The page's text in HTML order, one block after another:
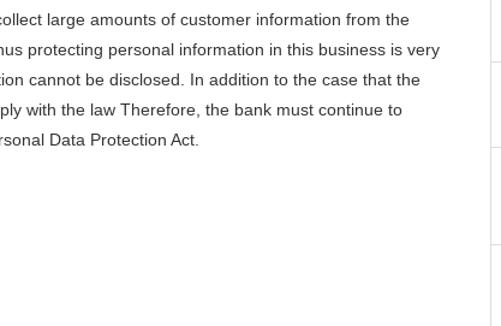
large amounts of customer information from the
protecting personal information in this business is very
cannot be disclosed. In addition to the case that the
with the law Therefore, the bank must continue to
Data Protection Act.